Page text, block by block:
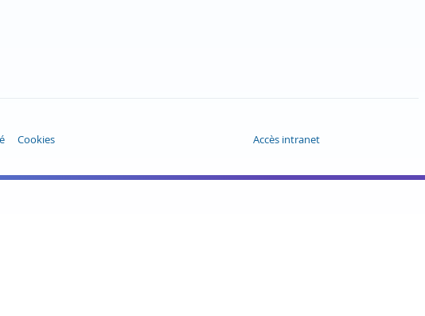
Cookies Accès intranet